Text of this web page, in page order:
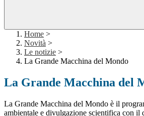
Home >
Novità >
Le notizie >
La Grande Macchina del Mondo
La Grande Macchina del
La Grande Macchina del Mondo è il
ambientale e divulgazione scientifica con il